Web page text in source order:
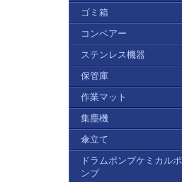
ゴミ箱
コンベアー
ステンレス機器
保管庫
作業マット
集塵機
傘立て
ドラムポンプケミカルポ
ンプ